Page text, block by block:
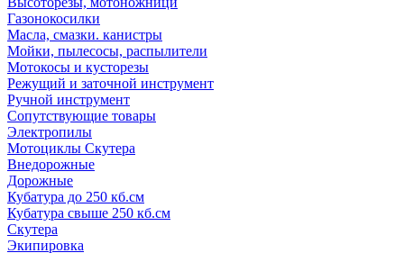
Газонокосилки
Масла, смазки. канистры
Мойки, пылесосы, распылители
Мотокосы и кусторезы
Режущий и заточной инструмент
Ручной инструмент
Сопутствующие товары
Электропилы
Мотоциклы Скутера
Внедорожные
Дорожные
Кубатура до 250 кб.см
Кубатура свыше 250 кб.см
Скутера
Экипировка